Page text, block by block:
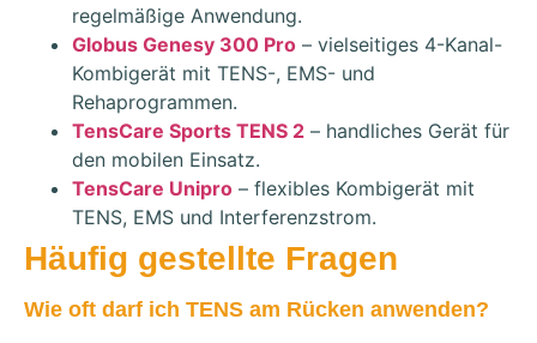
regelmäßige Anwendung.
Globus Genesy 300 Pro – vielseitiges 4-Kanal-
Kombigerät mit TENS-, EMS- und
Rehaprogrammen.
TensCare Sports TENS 2 – handliches Gerät für
den mobilen Einsatz.
TensCare Unipro – flexibles Kombigerät mit
TENS, EMS und Interferenzstrom.
Häufig gestellte Fragen
Wie oft darf ich TENS am Rücken anwenden?